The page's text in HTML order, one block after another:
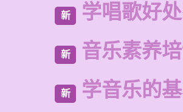
新 学唱歌好
新 音乐素养
新 学音乐的